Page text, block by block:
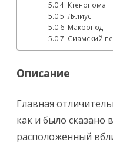
Ктенопома
Лялиус
Макропод
Сиамский
Описание
Главная
как и было
расположенный